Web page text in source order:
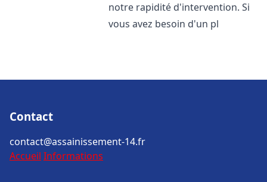
notre rapidité d'intervention. Si
vous avez besoin d'un pl
Contact
contact@assainissement-14.fr
Accueil Informations